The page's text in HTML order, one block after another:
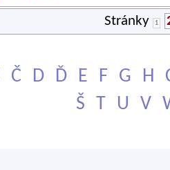
Stránky 1
Č D Ď E F G H
Š
T U V